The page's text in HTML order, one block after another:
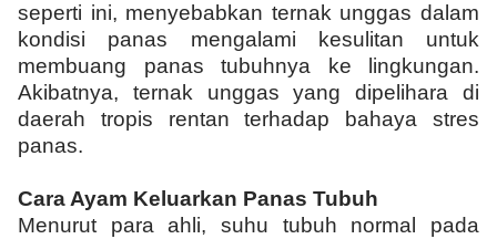
seperti ini, menyebabkan ternak unggas dalam
kondisi panas mengalami kesulitan untuk
membuang panas tubuhnya ke lingkungan.
Akibatnya, ternak unggas yang dipelihara di
daerah tropis rentan terhadap bahaya stres
panas.
Cara Ayam Keluarkan Panas Tubuh
Menurut para ahli, suhu tubuh normal pada